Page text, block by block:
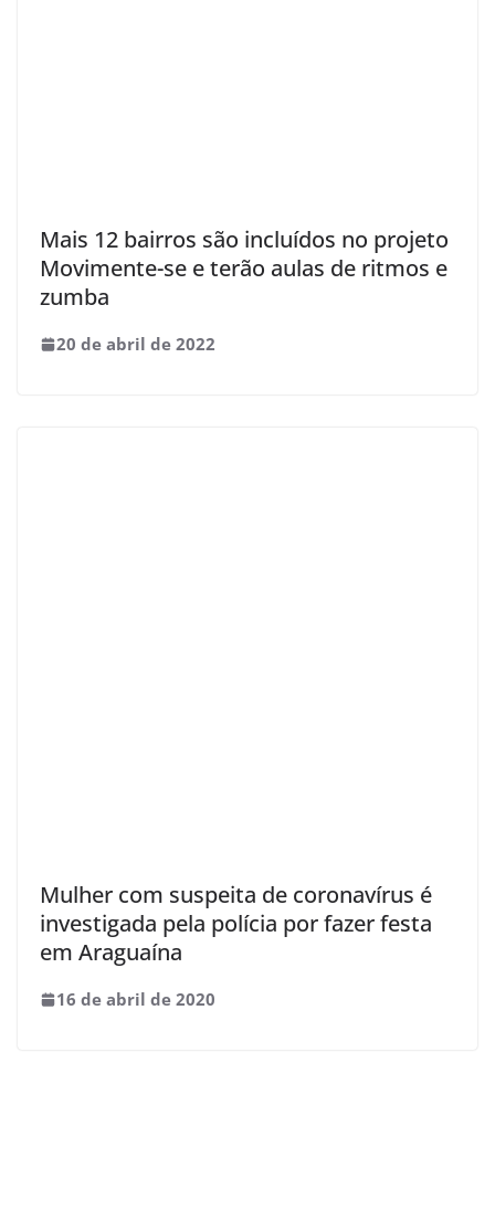
Mais 12 bairros são incluídos no projeto
Movimente-se e terão aulas de ritmos e
zumba
20 de abril de 2022
Mulher com suspeita de coronavírus é
investigada pela polícia por fazer festa
em Araguaína
16 de abril de 2020